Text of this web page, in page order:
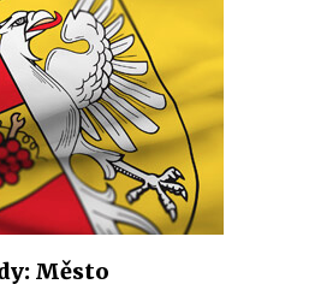
Město